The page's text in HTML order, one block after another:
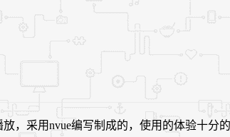
，采用nvue编写制成的，使用的体验十分